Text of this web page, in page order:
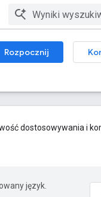
Rozpocznij
dostosowywania i
język.